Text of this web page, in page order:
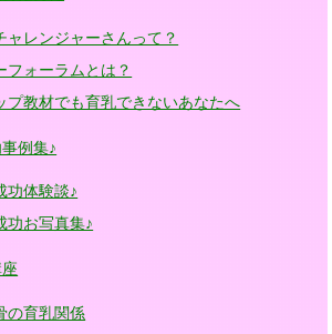
ャレンジャーさんって？
フォーラムとは？
プ教材でも育乳できないあなたへ
例集♪
功体験談♪
功お写真集♪
の育乳関係